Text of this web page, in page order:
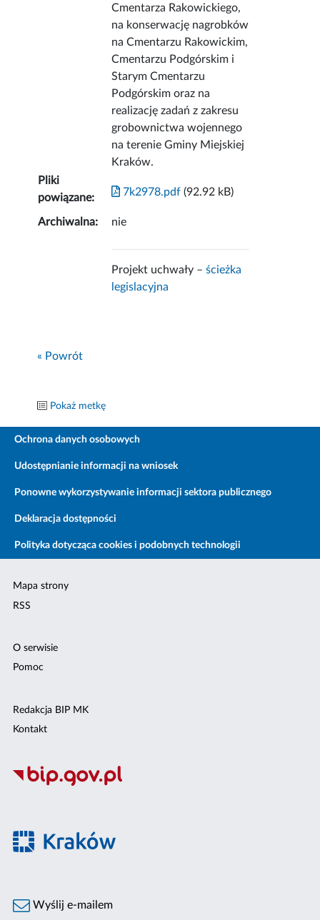
Cmentarza Rakowickiego,
na konserwację nagrobków
na Cmentarzu Rakowickim,
Cmentarzu Podgórskim i
Starym Cmentarzu
Podgórskim oraz na
realizację zadań z zakresu
grobownictwa wojennego
na terenie Gminy Miejskiej
Kraków.
Pliki
powiązane:
7k2978.pdf (92.92 kB)
Archiwalna: nie
Projekt uchwały –ścieżka
legislacyjna
« Powrót
Pokaż metkę
Ochrona danych osobowych
Udostępnianie informacji na wniosek
Ponowne wykorzystywanie informacji sektora publicznego
Deklaracja dostępności
Polityka dotycząca cookies i podobnych technologii
Mapa strony
RSS
O serwisie
Pomoc
Redakcja BIP MK
Kontakt
Wyślij e-mailem